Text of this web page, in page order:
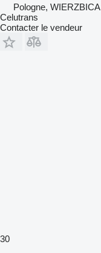
Pologne, WIERZBICA
Celutrans
Contacter le vendeur
30